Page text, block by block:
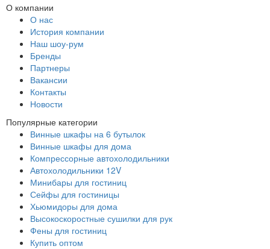
О компании
О нас
История компании
Наш шоу-рум
Бренды
Партнеры
Вакансии
Контакты
Новости
Популярные категории
Винные шкафы на 6 бутылок
Винные шкафы для дома
Компрессорные автохолодильники
Автохолодильники 12V
Минибары для гостиниц
Сейфы для гостиницы
Хьюмидоры для дома
Высокоскоростные сушилки для рук
Фены для гостиниц
Купить оптом